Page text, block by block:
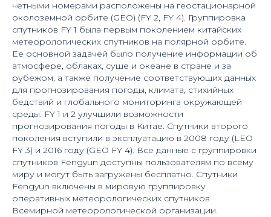
четными номерами расположены на геостационарной
околоземной орбите (GEO) (FY 2, FY 4). Группировка
спутников FY 1 была первым поколением китайских
метеорологических спутников на полярной орбите.
Ее основной задачей было получение информации об
атмосфере, облаках, суше и океане в стране и за
рубежом, а также получение соответствующих данных
для прогнозирования погоды, климата, стихийных
бедствий и глобального мониторинга окружающей
среды. FY 1 и 2 улучшили возможности
прогнозирования погоды в Китае. Спутники второго
поколения вступили в эксплуатацию в 2008 году (LEO
FY 3) и 2016 году (GEO FY 4). Все данные с группировки
спутников Fengyun доступны пользователям по всему
миру и могут быть загружены бесплатно. Спутники
Fengyun включены в мировую группировку
оперативных метеорологических спутников
Всемирной метеорологической организации.